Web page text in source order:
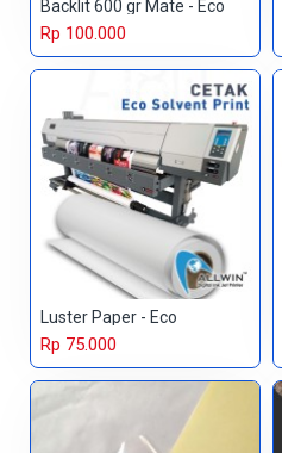
Backlit 600 gr Mate - Eco
Rp 100.000
Luster Paper - Eco
Rp 75.000